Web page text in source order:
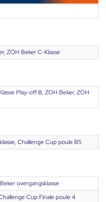
ZOH Beker C-Klasse
Play-off B, ZOH Beker, ZOH
Challenge Cup poule B5
overgangsklasse
Cup Finale poule 4